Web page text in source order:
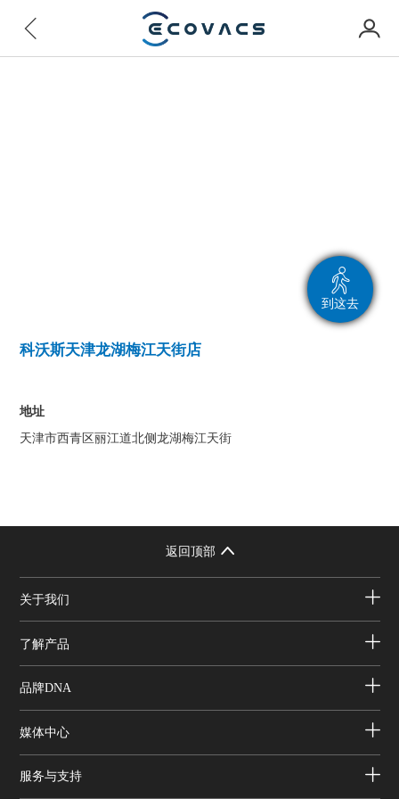
到这去
科沃斯天津龙湖梅江天街店
地址
天津市西青区丽江道北侧龙湖梅江天街
返回顶部
关于我们
了解产品
品牌DNA
媒体中心
服务与支持